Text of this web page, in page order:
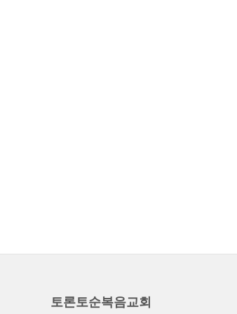
토론토순복음교회